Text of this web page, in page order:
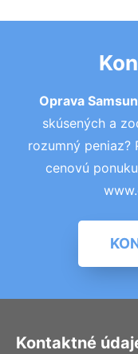
Oprava
skúsených a
rozumný peniaz?
cenovú
Kontaktné